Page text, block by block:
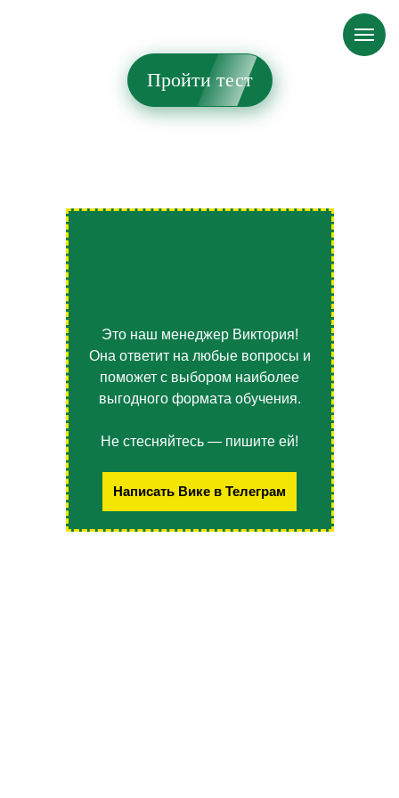
Пройти тест
Это наш менеджер Виктория!
Она ответит на любые вопросы и
поможет с выбором наиболее
выгодного формата обучения.
Не стесняйтесь — пишите ей!
Написать Вике в Телеграм